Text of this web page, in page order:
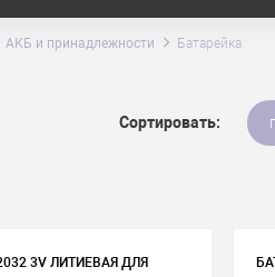
АКБ и принадлежности Батарейка
Сортировать:
3V ЛИТИЕВАЯ ДЛЯ